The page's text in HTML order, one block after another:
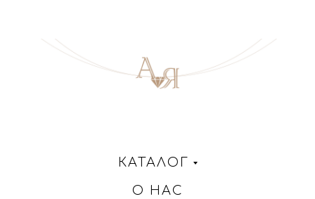
КАТАЛОГ
О НАС